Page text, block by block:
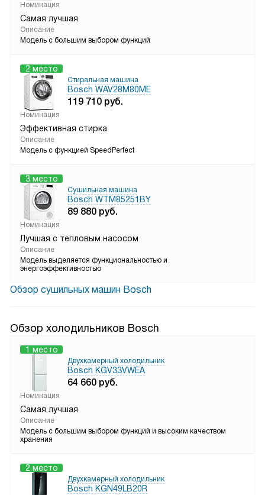
Номинация
Самая лучшая
Описание
Модель с большим выбором функций
2 место
Стиральная машина
Bosch WAV28M80ME
119 710 руб.
Номинация
Эффективная стирка
Описание
Модель с функцией SpeedPerfect
3 место
Сушильная машина
Bosch WTM85251BY
89 880 руб.
Номинация
Лучшая с тепловым насосом
Описание
Модель выделяется функциональностью и
энергоэффективностью
Обзор сушильных машин Bosch
Обзор холодильников Bosch
1 место
Двухкамерный холодильник
Bosch KGV33VWEA
64 660 руб.
Номинация
Самая лучшая
Описание
Модель с большим выбором функций и высоким качеством
хранения
2 место
Двухкамерный холодильник
Bosch KGN49LB20R